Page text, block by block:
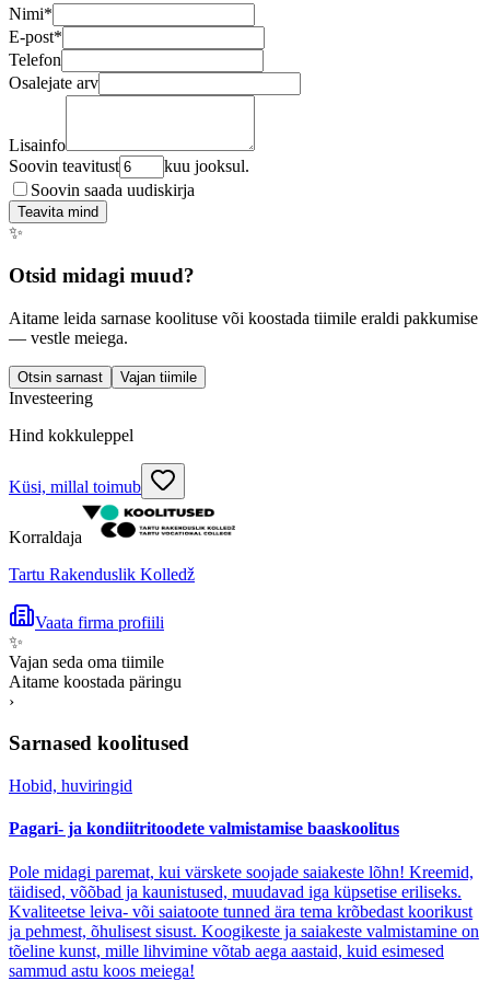
Nimi*
E-post*
Telefon
Osalejate arv
Lisainfo
Soovin teavitust
kuu jooksul.
Soovin saada uudiskirja
Teavita mind
✨
Otsid midagi muud?
Aitame leida sarnase koolituse või koostada tiimile eraldi pakkumise
— vestle meiega.
Otsin sarnast Vajan tiimile
Investeering
Hind kokkuleppel
Küsi, millal toimub
Korraldaja
Tartu Rakenduslik Kolledž
Vaata firma profiili
✨
Vajan seda oma tiimile
Aitame koostada päringu
›
Sarnased koolitused
Hobid, huviringid
Pagari- ja kondiitritoodete valmistamise baaskoolitus
Pole midagi paremat, kui värskete soojade saiakeste lõhn! Kreemid,
täidised, võõbad ja kaunistused, muudavad iga küpsetise eriliseks.
Kvaliteetse leiva- või saiatoote tunned ära tema krõbedast koorikust
ja pehmest, õhulisest sisust. Koogikeste ja saiakeste valmistamine on
tõeline kunst, mille lihvimine võtab aega aastaid, kuid esimesed
sammud astu koos meiega!